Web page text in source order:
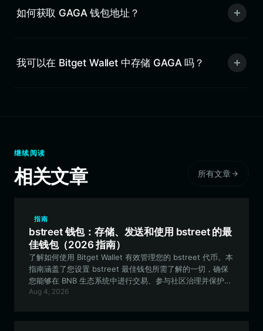
如何获取 GAGA 钱包地址？
我可以在 Bitget Wallet 中存储 GAGA 吗？
继续阅读
相关文章 所有文章
指南
bstreet 钱包：存储、发送和使用 bstreet 的最
佳钱包（2026 指南）
了解如何使用 Bitget Wallet 有效管理您的 bstreet 代币。本
指南涵盖了您设置 bstreet 最佳钱包所需了解的一切，确保
您能够在 BNB 生态系统中进行交易、参与社区治理并保护您
的资产安全。
Aug 4, 2026